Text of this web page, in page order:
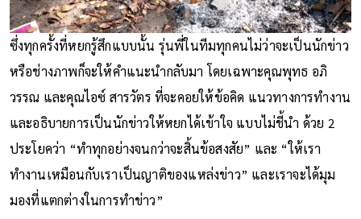
ซึ่งทุกครั้งที่หยกรู้สึกแบบนั้น รุ่นพี่ในทีมทุกคนไม่ว่าจะเป็นนักข่าว
หรือช่างภาพก็จะให้คำแนะนำกลับมา โดยเฉพาะคุณพุทธ อภิ
วรรณ และคุณไอซ์ สารวัตร ที่จะคอยให้ข้อคิด แนวทางการทำงาน
และอธิบายการเป็นนักข่าวให้หยกได้เข้าใจ แบบไม่ชี้นำ ด้วย 2
ประโยคว่า “ทำทุกอย่างจนกว่าจะสิ้นข้อสงสัย” และ “ให้เรา
ทำงานเหมือนกับเราเป็นญาติของแหล่งข่าว” และเราจะได้มุม
มองที่แตกต่างในการทำข่าว”